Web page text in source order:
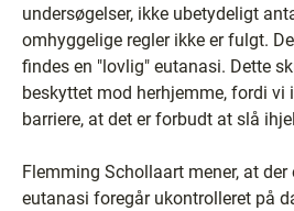
undersøgelser, ikke ubetydeligt
omhyggelige regler ikke er fulgt.
findes en "lovlig" eutanasi. Dette
beskyttet mod herhjemme, fordi vi
barriere, at det er forbudt at slå
Flemming Schollaart mener, at der
eutanasi foregår ukontrolleret på